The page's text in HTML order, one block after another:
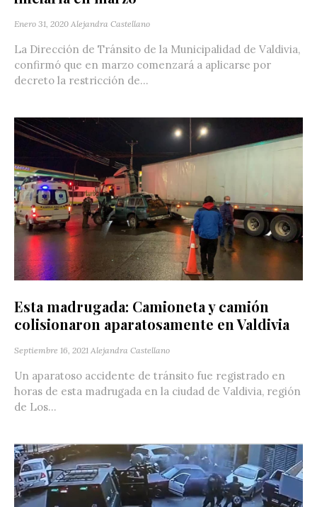
Enero 31, 2020 Alejandra Castellano
La Dirección de Tránsito de la Municipalidad de Valdivia,
confirmó que en marzo comenzará a aplicarse por
decreto la restricción de...
Esta madrugada: Camioneta y camión
colisionaron aparatosamente en Valdivia
Septiembre 16, 2021 Alejandra Castellano
Un aparatoso accidente de tránsito fue registrado en
horas de esta madrugada en la ciudad de Valdivia, región
de Los...